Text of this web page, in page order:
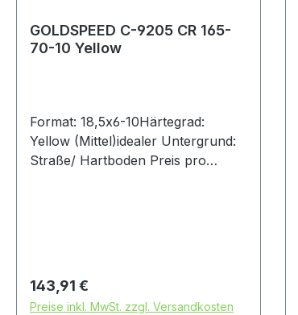
GOLDSPEED C-9205 CR 165-
70-10 Yellow
Format: 18,5x6-10Härtegrad:
Yellow (Mittel)idealer Untergrund:
Straße/ Hartboden Preis pro
Regulärer Preis:
143,91 €
Preise inkl. MwSt. zzgl. Versandkosten